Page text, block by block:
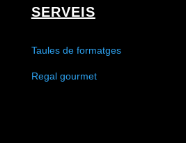
SERVEIS
Taules de formatges
Regal gourmet